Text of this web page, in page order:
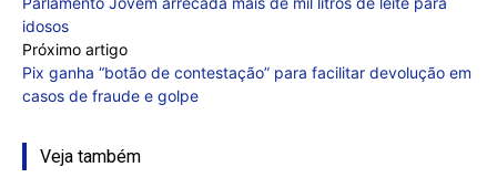
idosos
Próximo artigo
Pix ganha “botão de contestação” para facilitar devolução em
casos de fraude e golpe
Veja também